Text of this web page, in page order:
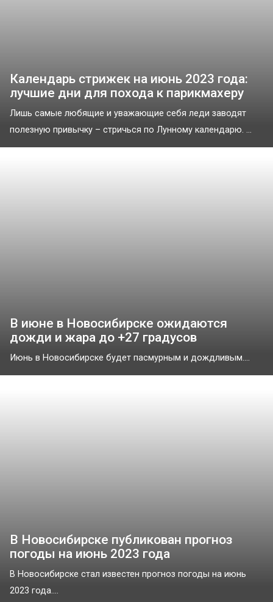
Календарь стрижек на июнь 2023 года:
лучшие дни для похода к парикмахеру
Лишь самые любящие и уважающие себя леди заводят
полезную привычку – стричься по Лунному календарю. ...
В июне в Новосибирске ожидаются
дожди и жара до +27 градусов
Июнь в Новосибирске будет пасмурным и дождливым....
В Новосибирске публикован прогноз
погоды на июнь 2023 года
В Новосибирске стал известен прогноз погоды на июнь
2023 года....